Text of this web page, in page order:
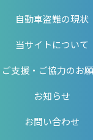
自動車盗難の現状
当サイトについて
ご支援・ご協力のお
お知らせ
お問い合わせ